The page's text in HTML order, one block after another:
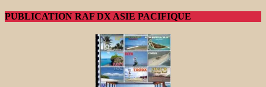
PUBLICATION RAF DX ASIE PACIFIQUE